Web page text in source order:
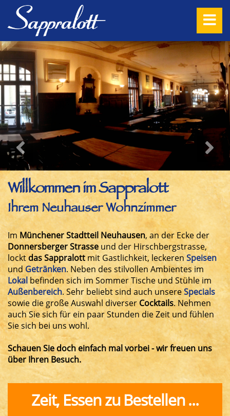
Willkommen im Sappralott
Ihrem Neuhauser Wohnzimmer
Im Münchener Stadtteil Neuhausen, an der Ecke der
Donnersberger Strasseund der Hirschberg­strasse,
lockt das Sappralott mit Gastlich­keit, leckerenSpeisen
und Getränken. Neben des stilvollen Ambientes im
Lokalbefinden sich im Som­mer Tische und Stühle im
Außen­bereich. Sehr beliebt sind auch unsereSpecials
sowie die große Auswahl diverser Cocktails. Nehmen
auch Sie sich für ein paar Stun­den die Zeit und fühlen
Sie sich bei uns wohl.
Schauen Sie doch einfach mal vorbei - wir freuen uns
über Ihren Besuch.
Zeit, Essen zu Bestellen ...